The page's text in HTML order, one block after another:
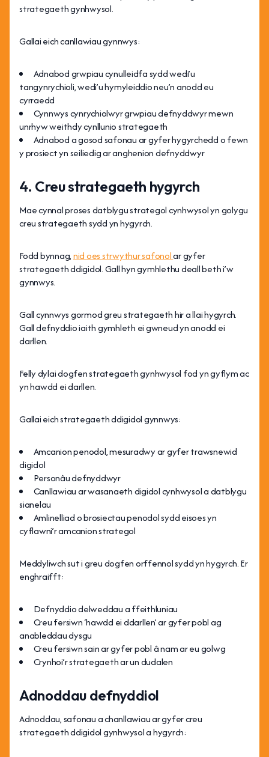
strategaeth gynhwysol.
Gallai eich canllawiau gynnwys:
Adnabod grwpiau cynulleidfa sydd wedi’u
tangynrychioli, wedi’u hymyleiddio neu’n anodd eu
cyrraedd
Cynnwys cynrychiolwyr grwpiau defnyddwyr mewn
unrhyw weithdy cynllunio strategaeth
Adnabod a gosod safonau ar gyfer hygyrchedd o fewn
y prosiect yn seiliedig ar anghenion defnyddwyr
4. Creu strategaeth hygyrch
Mae cynnal proses datblygu strategol cynhwysol yn golygu
creu strategaeth sydd yn hygyrch.
Fodd bynnag,nid oes strwythur safonolar gyfer
strategaeth ddigidol. Gall hyn gymhlethu deall beth i’w
gynnwys.
Gall cynnwys gormod greu strategaeth hir a llai hygyrch.
Gall defnyddio iaith gymhleth ei gwneud yn anodd ei
darllen.
Felly dylai dogfen strategaeth gynhwysol fod yn gyflym ac
yn hawdd ei darllen.
Gallai eich strategaeth ddigidol gynnwys:
Amcanion penodol, mesuradwy ar gyfer trawsnewid
digidol
Personâu defnyddwyr
Canllawiau ar wasanaeth digidol cynhwysol a datblygu
sianelau
Amlinelliad o brosiectau penodol sydd eisoes yn
cyflawni’r amcanion strategol
Meddyliwch sut i greu dogfen orffennol sydd yn hygyrch. Er
enghraifft:
Defnyddio delweddau a ffeithluniau
Creu fersiwn ‘hawdd ei ddarllen’ ar gyfer pobl ag
anableddau dysgu
Creu fersiwn sain ar gyfer pobl â nam ar eu golwg
Crynhoi’r strategaeth ar un dudalen
Adnoddau defnyddiol
Adnoddau, safonau a chanllawiau ar gyfer creu
strategaeth ddigidol gynhwysol a hygyrch: